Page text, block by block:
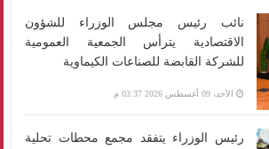
نائب رئيس مجلس الوزراء للشؤون
الاقتصادية يترأس الجمعية العمومية
للشركة القابضة للصناعات الكيماوية
الأحد، 09 أغسطس 2026 03:37 م
رئيس الوزراء يتفقد مجمع محطات تحلية